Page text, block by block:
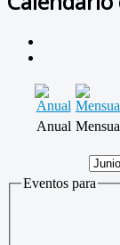
Anual
Eventos para